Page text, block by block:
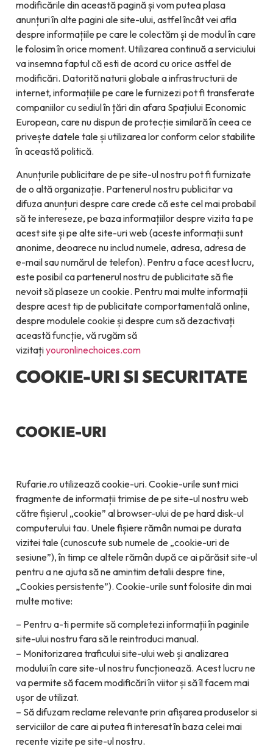
modificările din această pagină și vom putea plasa
anunțuri în alte pagini ale site-ului, astfel încât vei afla
despre informațiile pe care le colectăm și de modul în care
le folosim în orice moment. Utilizarea continuă a serviciului
va insemna faptul că esti de acord cu orice astfel de
modificări. Datorită naturii globale a infrastructurii de
internet, informațiile pe care le furnizezi pot fi transferate
companiilor cu sediul în țări din afara Spațiului Economic
European, care nu dispun de protecție similară în ceea ce
privește datele tale și utilizarea lor conform celor stabilite
în această politică.
Anunțurile publicitare de pe site-ul nostru pot fi furnizate
de o altă organizație. Partenerul nostru publicitar va
difuza anunțuri despre care crede că este cel mai probabil
să te intereseze, pe baza informațiilor despre vizita ta pe
acest site și pe alte site-uri web (aceste informații sunt
anonime, deoarece nu includ numele, adresa, adresa de
e-mail sau numărul de telefon). Pentru a face acest lucru,
este posibil ca partenerul nostru de publicitate să fie
nevoit să plaseze un cookie. Pentru mai multe informații
despre acest tip de publicitate comportamentală online,
despre modulele cookie și despre cum să dezactivați
această funcție, vă rugăm să
vizitațiyouronlinechoices.com
COOKIE-URI SI SECURITATE
COOKIE-URI
Rufarie.ro utilizează cookie-uri. Cookie-urile sunt mici
fragmente de informații trimise de pe site-ul nostru web
către fișierul „cookie” al browser-ului de pe hard disk-ul
computerului tau. Unele fișiere rămân numai pe durata
vizitei tale (cunoscute sub numele de „cookie-uri de
sesiune”), în timp ce altele rămân după ce ai părăsit site-ul
pentru a ne ajuta să ne amintim detalii despre tine,
„Cookies persistente”). Cookie-urile sunt folosite din mai
multe motive:
– Pentru a-ti permite să completezi informații în paginile
site-ului nostru fara să le reintroduci manual.
– Monitorizarea traficului site-ului web și analizarea
modului în care site-ul nostru funcționează. Acest lucru ne
va permite să facem modificări în viitor și să îl facem mai
ușor de utilizat.
– Să difuzam reclame relevante prin afișarea produselor si
serviciilor de care ai putea fi interesat în baza celei mai
recente vizite pe site-ul nostru.